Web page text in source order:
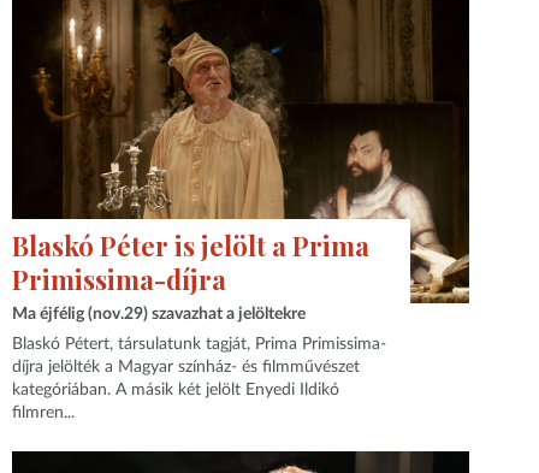
Blaskó Péter is jelölt a Prima
Primissima-díjra
Ma éjfélig (nov.29) szavazhat a jelöltekre
Blaskó Pétert, társulatunk tagját, Prima Primissima-
díjra jelölték a Magyar színház- és filmművészet
kategóriában. A másik két jelölt Enyedi Ildikó
filmren...